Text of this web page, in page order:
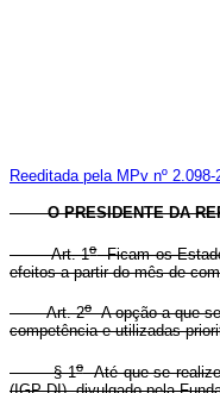
Reeditada pela MPv nº 2.098-
O PRESIDENTE DA
Art. 1oFicam os
efeitos a partir do mês de
Art. 2oA opção a que se
competência e utilizadas
§ 1oAté que se